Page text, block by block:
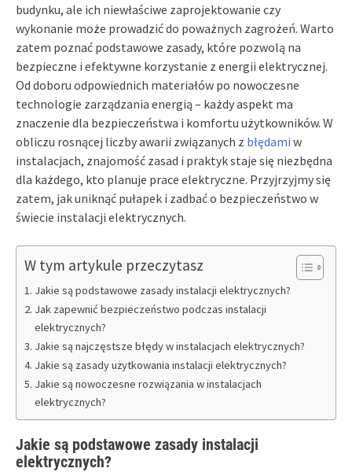
budynku, ale ich niewłaściwe zaprojektowanie czy
wykonanie może prowadzić do poważnych zagrożeń. Warto
zatem poznać podstawowe zasady, które pozwolą na
bezpieczne i efektywne korzystanie z energii elektrycznej.
Od doboru odpowiednich materiałów po nowoczesne
technologie zarządzania energią – każdy aspekt ma
znaczenie dla bezpieczeństwa i komfortu użytkowników. W
obliczu rosnącej liczby awarii związanych z błędami w
instalacjach, znajomość zasad i praktyk staje się niezbędna
dla każdego, kto planuje prace elektryczne. Przyjrzyjmy się
zatem, jak uniknąć pułapek i zadbać o bezpieczeństwo w
świecie instalacji elektrycznych.
W tym artykule przeczytasz
Jakie są podstawowe zasady instalacji elektrycznych?
Jak zapewnić bezpieczeństwo podczas instalacji
elektrycznych?
Jakie są najczęstsze błędy w instalacjach elektrycznych?
Jakie są zasady użytkowania instalacji elektrycznych?
Jakie są nowoczesne rozwiązania w instalacjach
elektrycznych?
Jakie są podstawowe zasady instalacji
elektrycznych?